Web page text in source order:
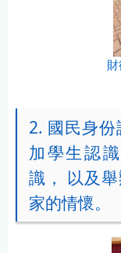
2. 國民身
加學生認
識， 以及
家的情懷。